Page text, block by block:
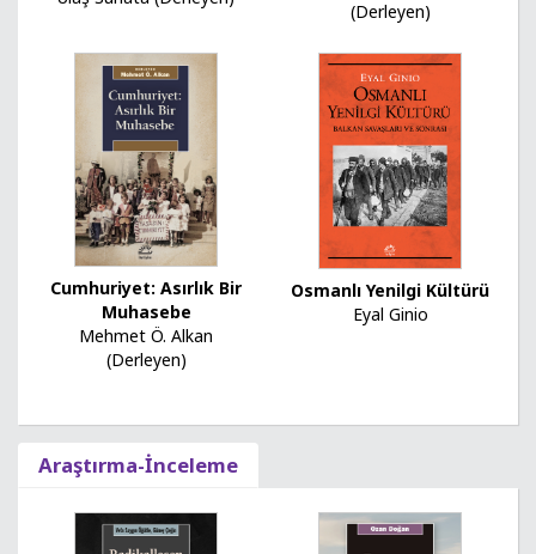
(Derleyen)
Cumhuriyet: Asırlık Bir
Muhasebe
Mehmet Ö. Alkan
(Derleyen)
Osmanlı Yenilgi Kültürü
Eyal Ginio
Araştırma-İnceleme